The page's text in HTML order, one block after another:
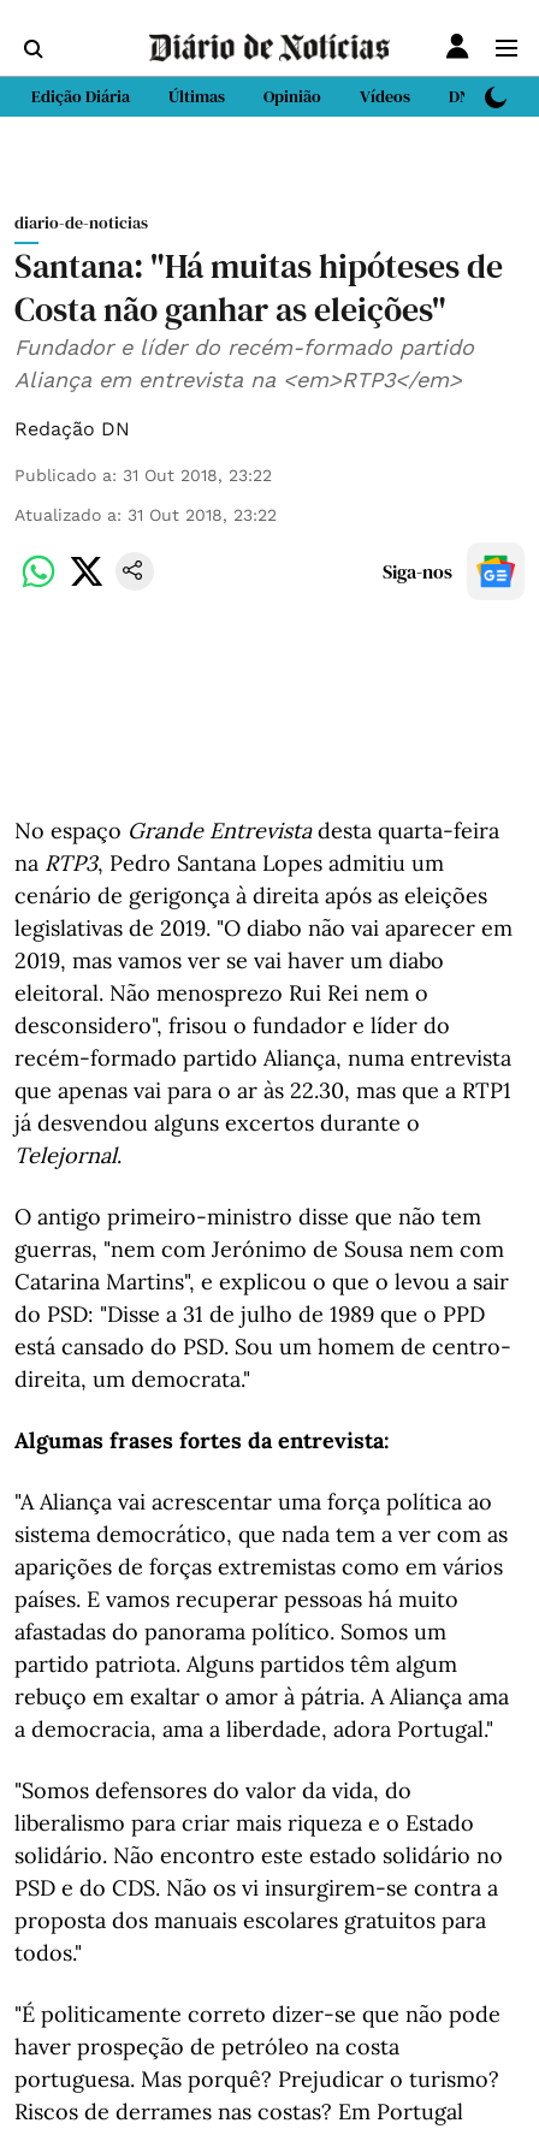
Edição Diária Últimas Opinião Vídeos DN Sport
diario-de-noticias
Santana: "Há muitas hipóteses de
Costa não ganhar as eleições"
Fundador e líder do recém-formado partido
Aliança em entrevista na <em>RTP3</em>
Redação DN
Publicado a: 31 Out 2018, 23:22
Atualizado a: 31 Out 2018, 23:22
Siga-nos
No espaço Grande Entrevistadesta quarta-feira
na RTP3, Pedro Santana Lopes admitiu um
cenário de gerigonça à direita após as eleições
legislativas de 2019. "O diabo não vai aparecer em
2019, mas vamos ver se vai haver um diabo
eleitoral. Não menosprezo Rui Rei nem o
desconsidero", frisou o fundador e líder do
recém-formado partido Aliança, numa entrevista
que apenas vai para o ar às 22.30, mas que a RTP1
já desvendou alguns excertos durante o
Telejornal.
O antigo primeiro-ministro disse que não tem
guerras, "nem com Jerónimo de Sousa nem com
Catarina Martins", e explicou o que o levou a sair
do PSD: "Disse a 31 de julho de 1989 que o PPD
está cansado do PSD. Sou um homem de centro-
direita, um democrata."
Algumas frases fortes da entrevista:
"A Aliança vai acrescentar uma força política ao
sistema democrático, que nada tem a ver com as
aparições de forças extremistas como em vários
países. E vamos recuperar pessoas há muito
afastadas do panorama político. Somos um
partido patriota. Alguns partidos têm algum
rebuço em exaltar o amor à pátria. A Aliança ama
a democracia, ama a liberdade, adora Portugal."
"Somos defensores do valor da vida, do
liberalismo para criar mais riqueza e o Estado
solidário. Não encontro este estado solidário no
PSD e do CDS. Não os vi insurgirem-se contra a
proposta dos manuais escolares gratuitos para
todos."
"É politicamente correto dizer-se que não pode
haver prospeção de petróleo na costa
portuguesa. Mas porquê? Prejudicar o turismo?
Riscos de derrames nas costas? Em Portugal